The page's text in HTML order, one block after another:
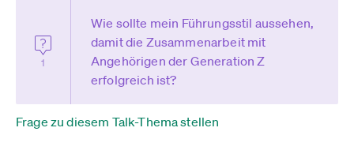
1
Wie sollte mein Führungsstil aussehen,
damit die Zusammenarbeit mit
Angehörigen der Generation Z
erfolgreich ist?
Frage zu diesem Talk-Thema stellen